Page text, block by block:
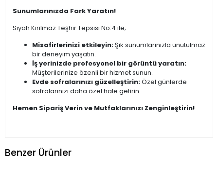
Sunumlarınızda Fark Yaratın!
Siyah Kırılmaz Teşhir Tepsisi No:4 ile;
Misafirlerinizi etkileyin:Şık sunumlarınızla unutulmaz
bir deneyim yaşatın.
İş yerinizde profesyonel bir görüntü yaratın:
Müşterilerinize özenli bir hizmet sunun.
Evde sofralarınızı güzelleştirin:Özel günlerde
sofralarınızı daha özel hale getirin.
Hemen Sipariş Verin ve Mutfaklarınızı Zenginleştirin!
Benzer Ürünler